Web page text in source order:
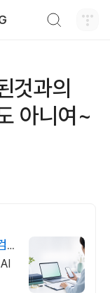
것과의
아니여~